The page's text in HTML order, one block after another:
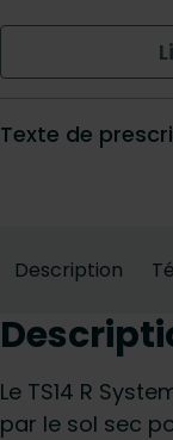
Texte de
Description
Le TS14 R
par le sol sec